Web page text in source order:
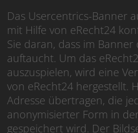
Das Usercentrics-Banner
mit Hilfe von eRecht24
Sie daran, dass im
auftaucht. Um das
auszuspielen, wird eine
von eRecht24 hergestellt.
Adresse übertragen, die
anonymisierter Form in
gespeichert wird. Der